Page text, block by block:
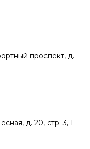
проспект, д.
д. 20, стр. 3, 1